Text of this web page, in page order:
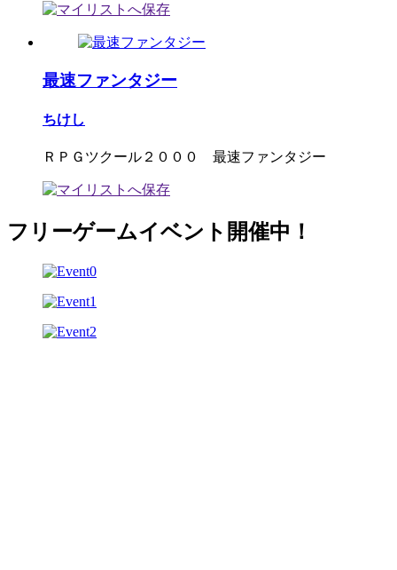
最速ファンタジー
ちけし
ＲＰＧツクール２０００ 最速ファンタジー
フリーゲームイベント開催中！